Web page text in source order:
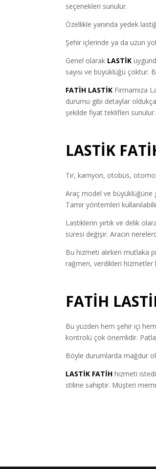
seçenekleri sunulur.
Özellikle yanında yedek
Şehir içlerinde ya da uzun
Genel olarak LASTİK
sayısı ve büyüklüğü çoktur.
FATİH LASTİK Firmamıza
durumu gibi detaylar
şekilde fiyat teklifleri sunulur.
LASTİK
Tır, kamyon, otobüs,
Araç model ve
Tamir yöntemleri
Lastiklerin yırtık ve delik
süresi değişir. Aracın
Bu hizmeti alırken mutlaka
rağmen, verdikleri hizmetler
FATİH
Bu yüzden hem şehir içi hem
kontrolü çok önemlidir.
Böyle durumlarda mağdur
LASTİK FATİH hizmeti
stiline sahiptir. Müşteri